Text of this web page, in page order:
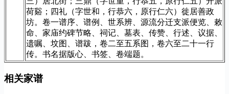
荷谿；四礼（字世和，行恭六，原行仁六）徙居善政
坊。卷一谱序、谱例、世系辨、源流分迁支派便览、敕
命、家庙约碑节略、祠记、墓表、传赞、行述、议据、
遗嘱、坟图、谱跋，卷二至五系图，卷六至二十一行
传。书名据版心、书签、卷端题。
相关家谱